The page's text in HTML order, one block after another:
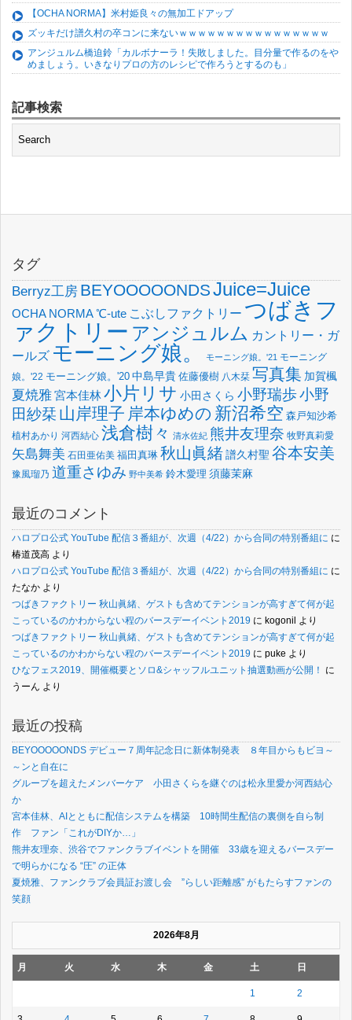
【OCHA NORMA】米村姫良々の無加工ドアップ
ズッキだけ譜久村の卒コンに来ないｗｗｗｗｗｗｗｗｗｗｗｗｗｗｗｗ
アンジュルム橋迫鈴「カルボナーラ！失敗しました。目分量で作るのをや
めましょう。いきなりプロの方のレシピで作ろうとするのも」
記事検索
タグ
Berryz工房 BEYOOOOONDSJuice=Juice
OCHA NORMA℃-ute こぶしファクトリー つばきフ
ァクトリー アンジュルム カントリー・ガ
ールズ モーニング娘。 モーニング娘。'21 モーニング
娘。'22 モーニング娘。'20 中島早貴 佐藤優樹 八木栞 写真集 加賀楓
夏焼雅宮本佳林小片リサ 小田さくら 小野瑞歩小野
田紗栞 山岸理子 岸本ゆめの 新沼希空 森戸知沙希
植村あかり 河西結心 浅倉樹々 清水佐紀 熊井友理奈 牧野真莉愛
矢島舞美 石田亜佑美 福田真琳 秋山眞緒譜久村聖 谷本安美
豫風瑠乃 道重さゆみ 野中美希 鈴木愛理 須藤茉麻
最近のコメント
ハロプロ公式 YouTube 配信３番組が、次週（4/22）から合同の特別番組に に
椿道茂高 より
ハロプロ公式 YouTube 配信３番組が、次週（4/22）から合同の特別番組に に
たなか より
つばきファクトリー 秋山眞緒、ゲストも含めてテンションが高すぎて何が起
こっているのかわからない程のバースデーイベント2019 に kogonil より
つばきファクトリー 秋山眞緒、ゲストも含めてテンションが高すぎて何が起
こっているのかわからない程のバースデーイベント2019 に puke より
ひなフェス2019、開催概要とソロ&シャッフルユニット抽選動画が公開！
に
うーん より
最近の投稿
BEYOOOOONDS デビュー７周年記念日に新体制発表 ８年目からもビヨ～
～ンと自在に
グループを超えたメンバーケア 小田さくらを継ぐのは松永里愛か河西結心
か
宮本佳林、AIとともに配信システムを構築 10時間生配信の裏側を自ら制
作 ファン「これがDIYか…」
熊井友理奈、渋谷でファンクラブイベントを開催 33歳を迎えるバースデー
で明らかになる “圧” の正体
夏焼雅、ファンクラブ会員証お渡し会 ”らしい距離感” がもたらすファンの
笑顔
2026年8月
月 火 水 木 金 土 日
1 2